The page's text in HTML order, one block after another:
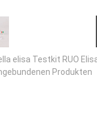
elisa Testkit RUO
Produkten